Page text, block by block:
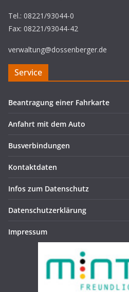
Tel.: 08221/93044-0
Fax: 08221/93044-42
verwaltung@dossenberger.de
Service
Beantragung einer Fahrkarte
Anfahrt mit dem Auto
Busverbindungen
Kontaktdaten
Infos zum Datenschutz
Datenschutzerklärung
Impressum